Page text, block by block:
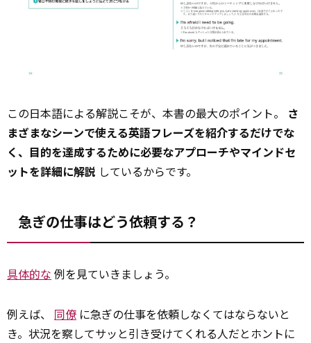
この日本語による解説こそが、本書の最大のポイント。 さ
まざまなシーンで使える英語フレーズを紹介するだけでな
く、目的を達成するために必要なアプローチやマインドセ
ットを詳細に解説 しているからです。
急ぎの仕事はどう依頼する？
具体的な 例を見ていきましょう。
例えば、 同僚 に急ぎの仕事を依頼しなくてはならないと
き。状況を察してサッと引き受けてくれる人だとホントに